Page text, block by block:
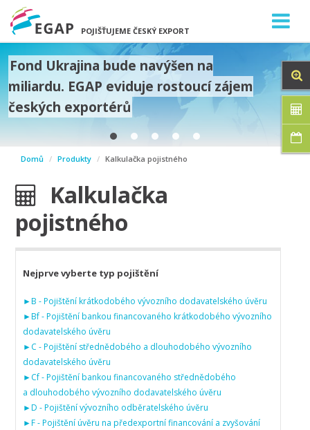
POJIŠŤUJEME ČESKÝ EXPORT
Fond Ukrajina bude navýšen na
miliardu. EGAP eviduje rostoucí zájem
českých exportérů
Domů Produkty Kalkulačka pojistného
Kalkulačka
pojistného
Nejprve vyberte typ pojištění
►B -Pojištění krátkodobého vývozního dodavatelského úvěru
►Bf-Pojištění bankou financovaného krátkodobého vývozního
dodavatelského úvěru
►C -Pojištění střednědobého a dlouhodobého vývozního
dodavatelského úvěru
►Cf-Pojištění bankou financovaného střednědobého
a dlouhodobého vývozního dodavatelského úvěru
►D -Pojištění vývozního odběratelského úvěru
►F-Pojištění úvěru na předexportní financování a zvyšování